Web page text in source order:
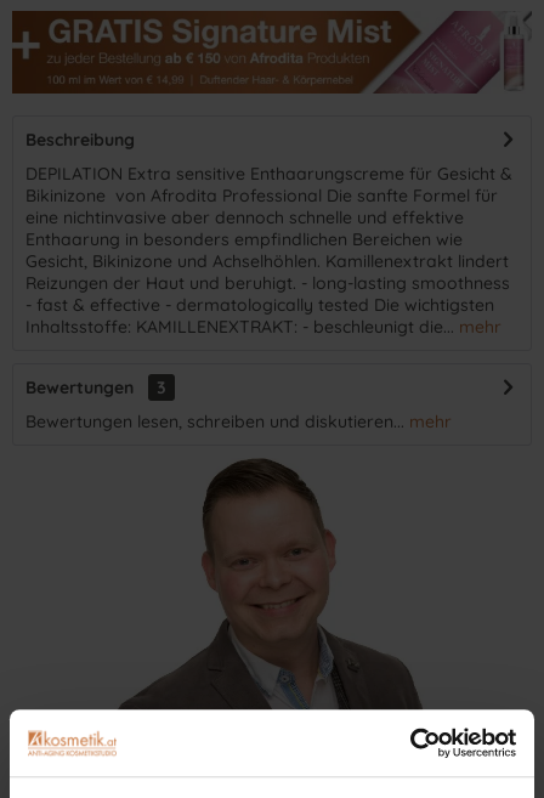
Beschreibung
DEPILATION Extra sensitive Enthaarungscreme für Gesicht &
Bikinizone von Afrodita Professional Die sanfte Formel für
eine nichtinvasive aber dennoch schnelle und effektive
Enthaarung in besonders empfindlichen Bereichen wie
Gesicht, Bikinizone und Achselhöhlen. Kamillenextrakt lindert
Reizungen der Haut und beruhigt. - long-lasting smoothness
- fast & effective - dermatologically tested Die wichtigsten
Inhaltsstoffe: KAMILLENEXTRAKT: - beschleunigt die... mehr
Bewertungen
3
Bewertungen lesen, schreiben und diskutieren... mehr